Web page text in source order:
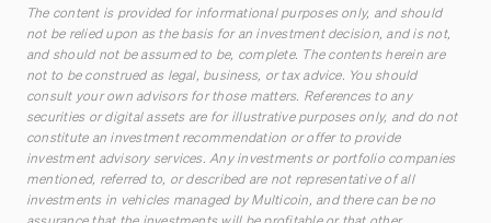
The content is provided for informational purposes only, and should
not be relied upon as the basis for an investment decision, and is not,
and should not be assumed to be, complete. The contents herein are
not to be construed as legal, business, or tax advice. You should
consult your own advisors for those matters. References to any
securities or digital assets are for illustrative purposes only, and do not
constitute an investment recommendation or offer to provide
investment advisory services. Any investments or portfolio companies
mentioned, referred to, or described are not representative of all
investments in vehicles managed by Multicoin, and there can be no